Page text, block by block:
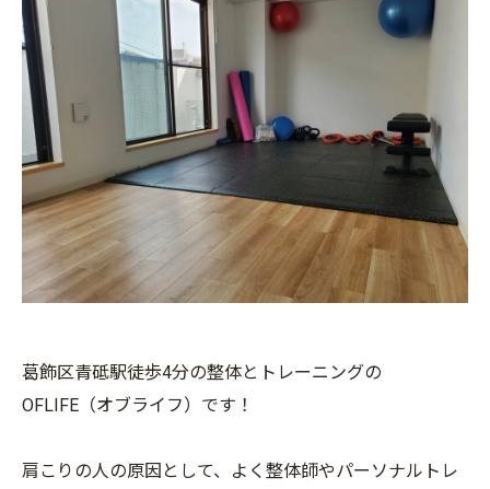
葛飾区青砥駅徒歩4分の整体とトレーニングの
OFLIFE（オブライフ）です！
肩こりの人の原因として、よく整体師やパーソナルトレ